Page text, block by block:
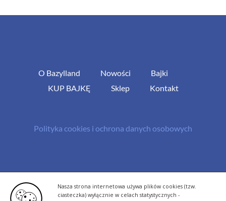
Nasza strona internetowa używa plików cookies (tzw.
ciasteczka) wyłącznie w celach statystycznych -
O Bazylland Nowości
Bajki
KUP BAJKĘ
Sklep Kontakt
Polityka cookies i ochrona danych osobowych
rutyna.pl - tworzenie stron www